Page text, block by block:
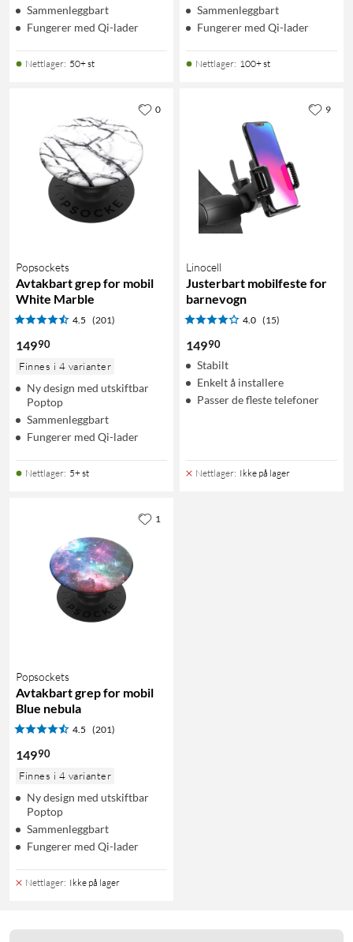
Sammenleggbart
Fungerer med Qi-lader
Nettlager: 50+ st
Sammenleggbart
Fungerer med Qi-lader
Nettlager: 100+ st
Popsockets
Avtakbart grep for mobil
White Marble
4.5 (201)
14990
Finnes i 4 varianter
Ny design med utskiftbar
Poptop
Sammenleggbart
Fungerer med Qi-lader
Nettlager: 5+ st
0
Linocell
Justerbart mobilfeste for
barnevogn
4.0 (15)
14990
Stabilt
Enkelt å installere
Passer de fleste telefoner
Nettlager: Ikke på lager
9
Popsockets
Avtakbart grep for mobil
Blue nebula
4.5 (201)
14990
Finnes i 4 varianter
Ny design med utskiftbar
Poptop
Sammenleggbart
Fungerer med Qi-lader
Nettlager: Ikke på lager
1